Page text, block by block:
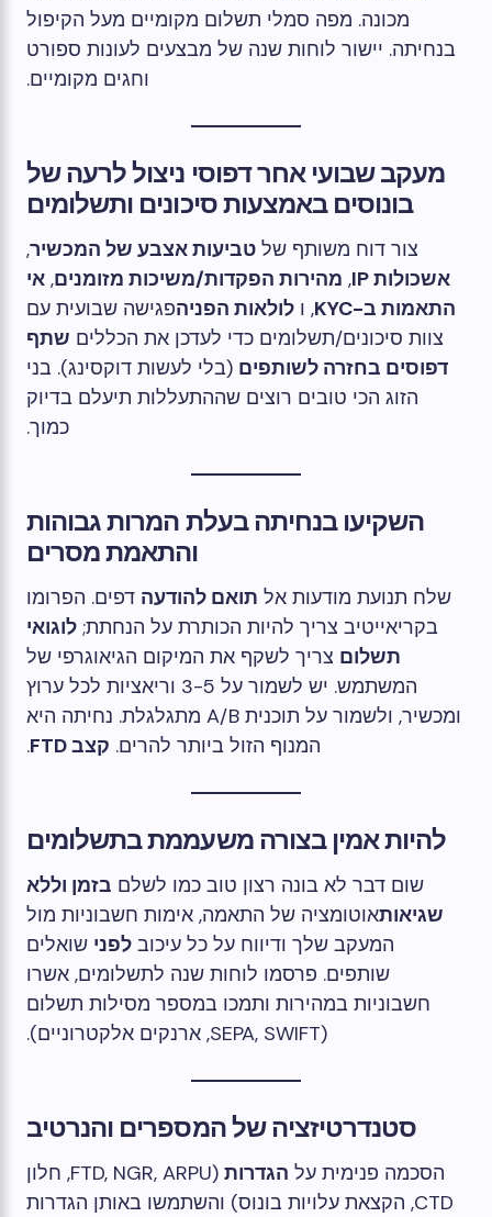
מכונה. מפה סמלי תשלום מקומיים מעל הקיפול
בנחיתה. יישור לוחות שנה של מבצעים לעונות ספורט
וחגים מקומיים.
מעקב שבועי אחר דפוסי ניצול לרעה של
בונוסים באמצעות סיכונים ותשלומים
צור דוח משותף של טביעות אצבע של המכשיר,
אשכולות IP
, מהירות הפקדות/משיכות מזומנים, אי
התאמות ב-KYC
, ו לולאות הפניהפגישה שבועית עם
צוות סיכונים/תשלומים כדי לעדכן את הכללים שתף
דפוסים בחזרה לשותפים (בלי לעשות דוקסינג). בני
הזוג הכי טובים רוצים שההתעללות תיעלם בדיוק
כמוך.
השקיעו בנחיתה בעלת המרות גבוהות
והתאמת מסרים
שלח תנועת מודעות אל תואם להודעה דפים. הפרומו
בקריאייטיב צריך להיות הכותרת על הנחתת; לוגואי
תשלום צריך לשקף את המיקום הגיאוגרפי של
המשתמש. יש לשמור על 3-5 וריאציות לכל ערוץ
ומכשיר, ולשמור על תוכנית A/B מתגלגלת. נחיתה היא
המנוף הזול ביותר להרים. קצב FTD .
להיות אמין בצורה משעממת בתשלומים
שום דבר לא בונה רצון טוב כמו לשלם בזמן וללא
שגיאותאוטומציה של התאמה, אימות חשבוניות מול
המעקב שלך ודיווח על כל עיכוב לפני שואלים
שותפים. פרסמו לוחות שנה לתשלומים, אשרו
חשבוניות במהירות ותמכו במספר מסילות תשלום
(SEPA, SWIFT, ארנקים אלקטרוניים).
סטנדרטיזציה של המספרים והנרטיב
הסכמה פנימית על הגדרות
(FTD, NGR, ARPU, חלון
CTD, הקצאת עלויות בונוס) והשתמשו באותן הגדרות